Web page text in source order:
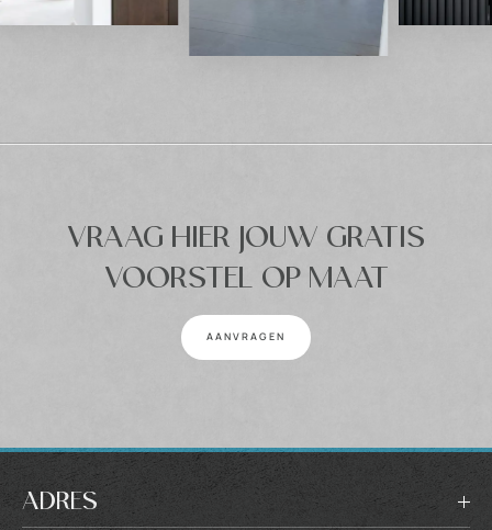
VRAAG HIER JOUW GRATIS
VOORSTEL OP MAAT
AANVRAGEN
ADRES